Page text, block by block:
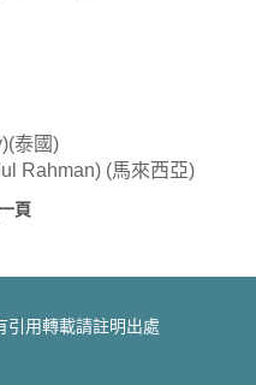
泰國)
Rahman) (馬來西亞)
頁
引用轉載請註明出處